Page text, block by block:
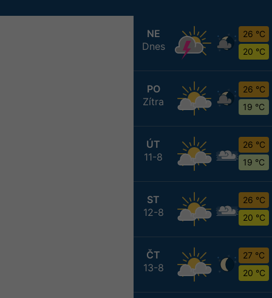
NE
Dnes
26 °C
20 °C
PO
Zítra
26 °C
19 °C
ÚT
11-8
26 °C
19 °C
ST
12-8
26 °C
20 °C
ČT
13-8
27 °C
20 °C